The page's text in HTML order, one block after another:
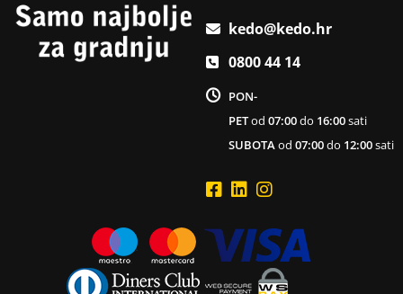
kedo@kedo.hr
0800 44 14
PON-
PETod07:00do 16:00sati
SUBOTAod07:00do 12:00sati